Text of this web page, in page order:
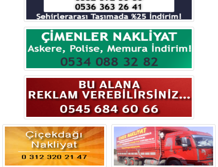
Batman
Bayburt Bilecik
Bingöl Bitlis
Burdur
Çanakkale
Çankırı Çorum
Denizli Diyarbakır
Düzce Edirne
Elazığ Erzincan